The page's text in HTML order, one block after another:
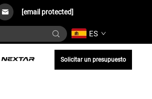
[email protected]
ES
Solicitar un presupuesto